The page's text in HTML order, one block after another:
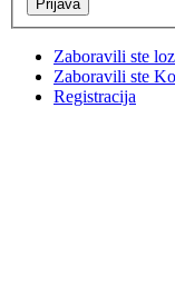
Zaboravili ste
Zaboravili ste
Registracija